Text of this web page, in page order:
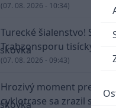
(07. 08. 2026 - 10:34)
Turecké šialenstvo!
Trabzonsporu tisícky
(07. 08. 2026 - 09:43)
Hrozivý moment pre
cyklotrase sa zrazil s